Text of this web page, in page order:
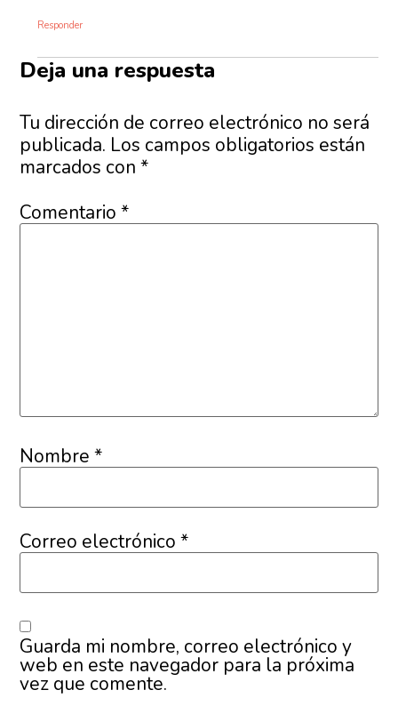
Responder
Deja una respuesta
Tu dirección de correo electrónico no será
publicada. Los campos obligatorios están
marcados con*
Comentario*
Nombre*
Correo electrónico*
Guarda mi nombre, correo electrónico y
web en este navegador para la próxima
vez que comente.